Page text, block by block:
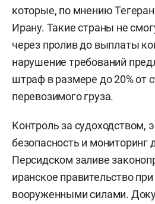
которые, по мнению
Ирану. Такие страны не
через пролив до выплаты
нарушение требований
штраф в размере до 20% от
перевозимого груза.
Контроль за судоходством,
безопасность и мониторинг
Персидском заливе
иранское правительство
вооруженными силами.